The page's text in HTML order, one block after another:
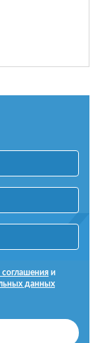
соглашения и
данных